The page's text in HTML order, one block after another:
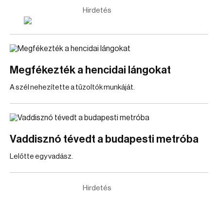
Hirdetés
Megfékezték a hencidai lángokat
A szél nehezítette a tűzoltók munkáját.
Vaddisznó tévedt a budapesti metróba
Lelőtte egy vadász.
Hirdetés